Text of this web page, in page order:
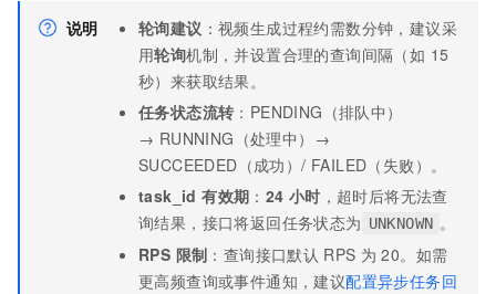
说明 轮询建议 ：视频生成过程约需数分钟，建议采
用轮询机制，并设置合理的查询间隔（如 15
秒）来获取结果。
任务状态流转 ：PENDING（排队中）
→ RUNNING（处理中）→
SUCCEEDED（成功）/ FAILED（失败）。
task_id 有效期 ： 24 小时 ，超时后将无法查
询结果，接口将返回任务状态为 UNKNOWN 。
RPS 限制 ：查询接口默认 RPS 为 20。如需
更高频查询或事件通知，建议配置异步任务回